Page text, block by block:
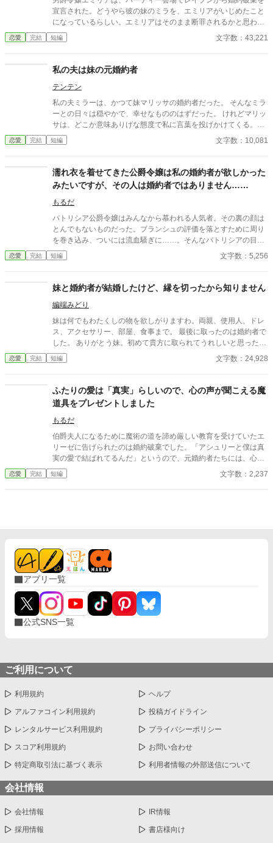
宣言された。どうやら彼の妹のミラを、エミリアがいじめたこと
になっているらしい。エミリアはそのまま断罪されるかと思われ
たが、彼女の親友であるアリアが声を上げ……
恋愛 完結 短編 文字数：43,221
私の夫は妹の元婚約者
テンテン
私の夫ミラーは、かつて妹マリッサの婚約者だった。 そんなミラ
ーとの日々は穏やかで、幸せなもののはずだった。 けれどマリッ
サは、どこか意味ありげな態度で私に言葉を投げかけてくる。
「ミラーさんには、もっと活発な女性の方が合うんじゃない？」
挑発ともとれるその言動に、心がざわつく。けれど私も負けてい
っと伝えると、マリッサは少しだけ表情を揺らした。 それでもお
互い、最後には笑顔を見せ合った。 まるで何もなかったかのよう
に。
恋愛 完結 短編 文字数：10,081
濡れ衣を着せてきた公爵令嬢は私の婚約者が欲しかった
みたいですが、その人は婚約者ではありません……
もるだ
パトリシア公爵令嬢はみんなから慕われる人気者。その裏の顔は
とんでもないものだった。ブランシュの評価を落とすために周り
を巻き込み、ついには流血騒ぎに……。そんなパトリシアの目的
はブランシュの婚約者だった。だが、パトリシアが想いを寄せて
いる男はブランシュの婚約者ではなく、同姓同名の別人で──。
恋愛 完結 短編 文字数：5,256
妹と婚約者が結婚したけど、縁を切ったから知りません
編端みどり
妹は何でもわたくしの物を欲しがりますわ。両親、使用人、ドレ
ス、アクセサリー、部屋、食事まで。 最後に取ったのは婚約者で
した。 ありがとう妹。初めて貴方に取られてうれしいと思った
わ。
恋愛 完結 短編 文字数：24,928
ふたりの愛は「真実」らしいので、心の声が聞こえる魔
道具をプレゼントしました
もるだ
伯爵夫人になるために魔術の道を諦め厳しい教育を受けていたエ
リーゼに告げられたのは婚約破棄でした。「アシュリーと僕は真
実の愛で結ばれてるんだ」というので、元婚約者たちには、心の
声が聞こえる魔道具をプレゼントしてあげます。
恋愛 完結 短編 文字数：2,237
アプリ一覧
公式SNS一覧
ご利用について
利用規約 ヘルプ
アルファコイン利用規約 投稿ガイドライン
レンタルサービス利用規約 プライバシーポリシー
スコア利用規約 お問い合わせ
特定商取引法に基づく表示 利用者情報の外部送信について
会社情報
会社情報 IR情報
採用情報 書店様向け